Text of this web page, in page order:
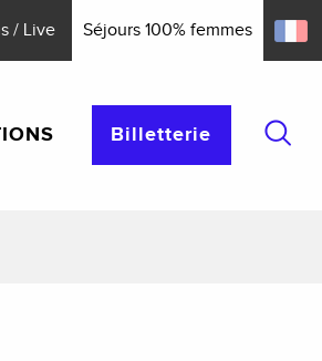
/ Live Séjours 100% femmes
Billetterie